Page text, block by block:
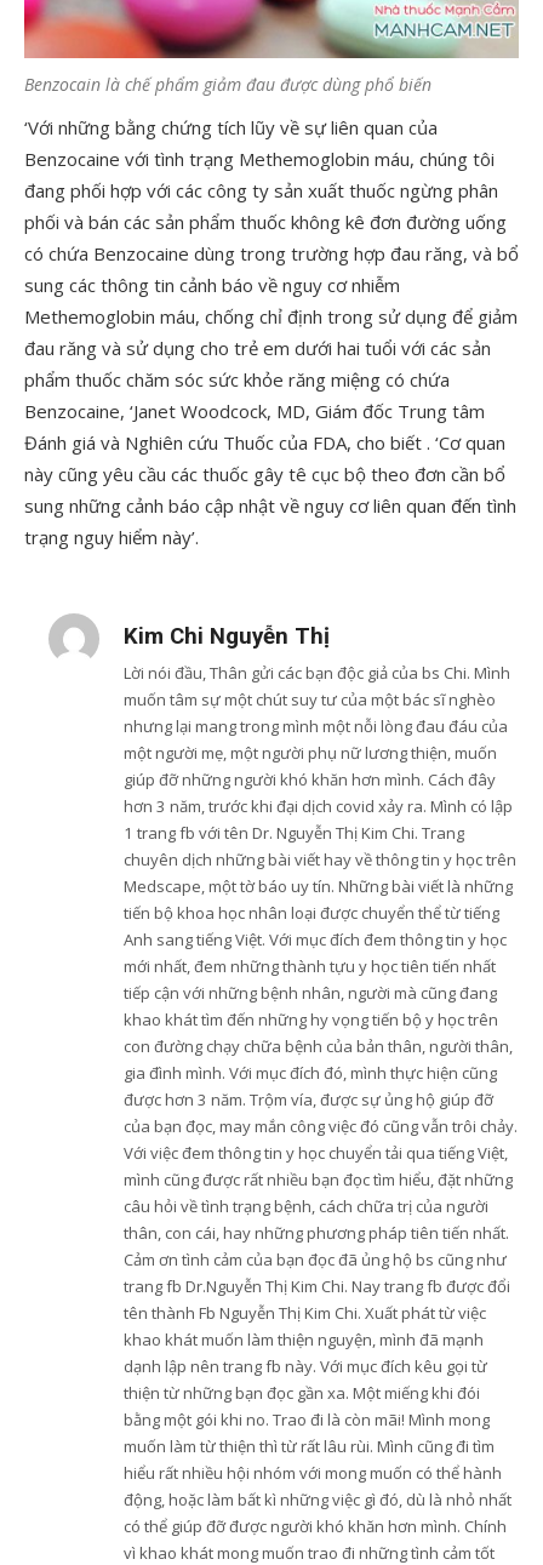
Benzocain là chế phẩm giảm đau được dùng phổ biến
‘Với những bằng chứng tích lũy về sự liên quan của
Benzocaine với tình trạng Methemoglobin máu, chúng tôi
đang phối hợp với các công ty sản xuất thuốc ngừng phân
phối và bán các sản phẩm thuốc không kê đơn đường uống
có chứa Benzocaine dùng trong trường hợp đau răng, và bổ
sung các thông tin cảnh báo về nguy cơ nhiễm
Methemoglobin máu, chống chỉ định trong sử dụng để giảm
đau răng và sử dụng cho trẻ em dưới hai tuổi với các sản
phẩm thuốc chăm sóc sức khỏe răng miệng có chứa
Benzocaine, ‘Janet Woodcock, MD, Giám đốc Trung tâm
Đánh giá và Nghiên cứu Thuốc của FDA, cho biết . ‘Cơ quan
này cũng yêu cầu các thuốc gây tê cục bộ theo đơn cần bổ
sung những cảnh báo cập nhật về nguy cơ liên quan đến tình
trạng nguy hiểm này’.
Kim Chi Nguyễn Thị
Lời nói đầu, Thân gửi các bạn độc giả của bs Chi. Mình
muốn tâm sự một chút suy tư của một bác sĩ nghèo
nhưng lại mang trong mình một nỗi lòng đau đáu của
một người mẹ, một người phụ nữ lương thiện, muốn
giúp đỡ những người khó khăn hơn mình. Cách đây
hơn 3 năm, trước khi đại dịch covid xảy ra. Mình có lập
1 trang fb với tên Dr. Nguyễn Thị Kim Chi. Trang
chuyên dịch những bài viết hay về thông tin y học trên
Medscape, một tờ báo uy tín. Những bài viết là những
tiến bộ khoa học nhân loại được chuyển thể từ tiếng
Anh sang tiếng Việt. Với mục đích đem thông tin y học
mới nhất, đem những thành tựu y học tiên tiến nhất
tiếp cận với những bệnh nhân, người mà cũng đang
khao khát tìm đến những hy vọng tiến bộ y học trên
con đường chạy chữa bệnh của bản thân, người thân,
gia đình mình. Với mục đích đó, mình thực hiện cũng
được hơn 3 năm. Trộm vía, được sự ủng hộ giúp đỡ
của bạn đọc, may mắn công việc đó cũng vẫn trôi chảy.
Với việc đem thông tin y học chuyển tải qua tiếng Việt,
mình cũng được rất nhiều bạn đọc tìm hiểu, đặt những
câu hỏi về tình trạng bệnh, cách chữa trị của người
thân, con cái, hay những phương pháp tiên tiến nhất.
Cảm ơn tình cảm của bạn đọc đã ủng hộ bs cũng như
trang fb Dr.Nguyễn Thị Kim Chi. Nay trang fb được đổi
tên thành Fb Nguyễn Thị Kim Chi. Xuất phát từ việc
khao khát muốn làm thiện nguyện, mình đã mạnh
dạnh lập nên trang fb này. Với mục đích kêu gọi từ
thiện từ những bạn đọc gần xa. Một miếng khi đói
bằng một gói khi no. Trao đi là còn mãi! Mình mong
muốn làm từ thiện thì từ rất lâu rùi. Mình cũng đi tìm
hiểu rất nhiều hội nhóm với mong muốn có thể hành
động, hoặc làm bất kì những việc gì đó, dù là nhỏ nhất
có thể giúp đỡ được người khó khăn hơn mình. Chính
vì khao khát mong muốn trao đi những tình cảm tốt